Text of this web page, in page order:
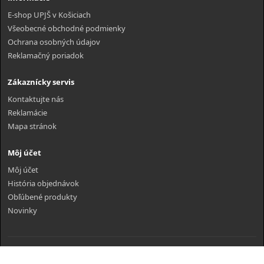
E-shop UPJŠ v Košiciach
Všeobecné obchodné podmienky
Ochrana osobných údajov
Reklamačný poriadok
Zákaznícky servis
Kontaktujte nás
Reklamácie
Mapa stránok
Môj účet
Môj účet
História objednávok
Obľúbené produkty
Novinky